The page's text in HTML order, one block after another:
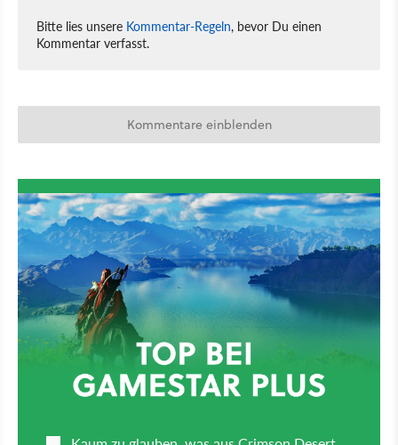
Bitte lies unsere Kommentar-Regeln, bevor Du einen
Kommentar verfasst.
Kommentare einblenden